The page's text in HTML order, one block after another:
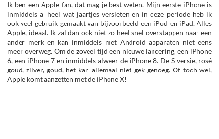
Ik ben een Apple fan, dat mag je best weten. Mijn eerste iPhone is
inmiddels al heel wat jaartjes versleten en in deze periode heb ik
ook veel gebruik gemaakt van bijvoorbeeld een iPod en iPad. Alles
Apple, ideaal. Ik zal dan ook niet zo heel snel overstappen naar een
ander merk en kan inmiddels met Android apparaten niet eens
meer overweg. Om de zoveel tijd een nieuwe lancering, een iPhone
6, een iPhone 7 en inmiddels alweer de iPhone 8. De S-versie, rosé
goud, zilver, goud, het kan allemaal niet gek genoeg. Of toch wel,
Apple komt aanzetten met de iPhone X!